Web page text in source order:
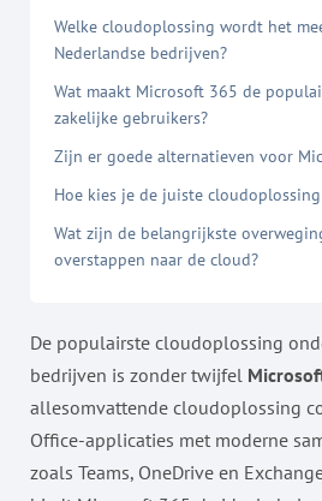
Welke cloudoplossing wordt het
Nederlandse bedrijven?
Wat maakt Microsoft 365 de
zakelijke gebruikers?
Zijn er goede alternatieven voor
Hoe kies je de juiste
Wat zijn de belangrijkste
overstappen naar de cloud?
De populairste cloudoplossing
bedrijven is zonder twijfel
allesomvattende cloudoplossing
Office-applicaties met moderne
zoals Teams, OneDrive en